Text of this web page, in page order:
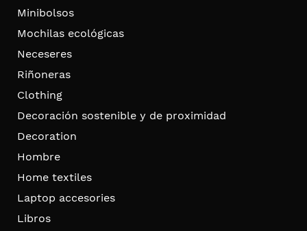
Minibolsos
Mochilas ecológicas
Neceseres
Riñoneras
Clothing
Decoración sostenible y de proximidad
Decoration
Hombre
Home textiles
Laptop accesories
Libros